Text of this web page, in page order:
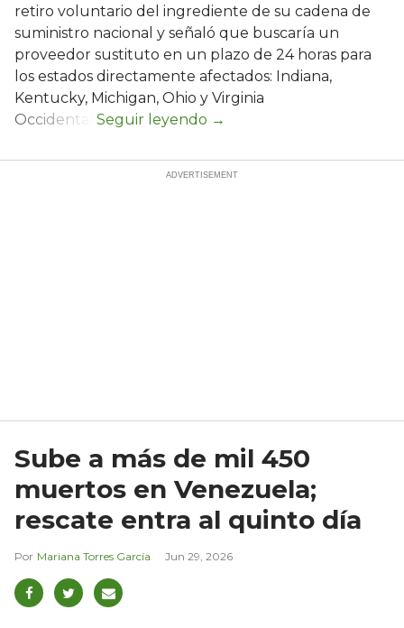
retiro voluntario del ingrediente de su cadena de
suministro nacional y señaló que buscaría un
proveedor sustituto en un plazo de 24 horas para
los estados directamente afectados: Indiana,
Kentucky, Michigan, Ohio y Virginia
Occidental.
Sube a más de mil 450
muertos en Venezuela;
rescate entra al quinto día
Mariana Torres García Jun 29, 2026